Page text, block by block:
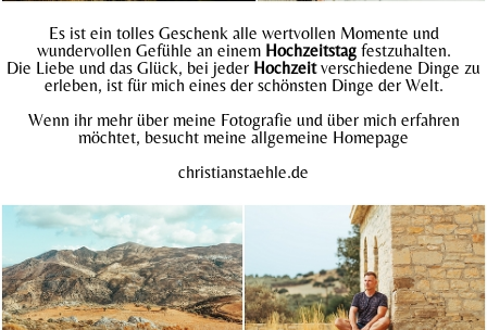
Es ist ein tolles Geschenk alle wertvollen Momente und
wundervollen Gefühle an einem Hochzeitstagfestzuhalten.
Die Liebe und das Glück, bei jeder Hochzeitverschiedene Dinge zu
erleben, ist für mich eines der schönsten Dinge der Welt.
Wenn ihr mehr über meine Fotografie und über mich erfahren
möchtet, besucht meine allgemeine Homepage
christianstaehle.de